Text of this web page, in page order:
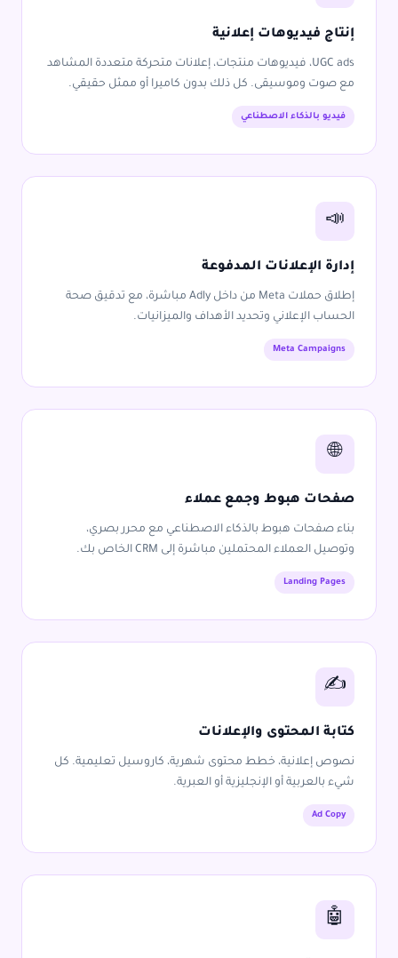
إنتاج فيديوهات إعلانية
UGC ads، فيديوهات منتجات، إعلانات متحركة متعددة المشاهد
مع صوت وموسيقى. كل ذلك بدون كاميرا أو ممثل حقيقي.
فيديو بالذكاء الاصطناعي
📣
إدارة الإعلانات المدفوعة
إطلاق حملات Meta من داخل Adly مباشرة، مع تدقيق صحة
الحساب الإعلاني وتحديد الأهداف والميزانيات.
Meta Campaigns
🌐
صفحات هبوط وجمع عملاء
بناء صفحات هبوط بالذكاء الاصطناعي مع محرر بصري،
وتوصيل العملاء المحتملين مباشرة إلى CRM الخاص بك.
Landing Pages
✍️
كتابة المحتوى والإعلانات
نصوص إعلانية، خطط محتوى شهرية، كاروسيل تعليمية. كل
شيء بالعربية أو الإنجليزية أو العبرية.
Ad Copy
🤖